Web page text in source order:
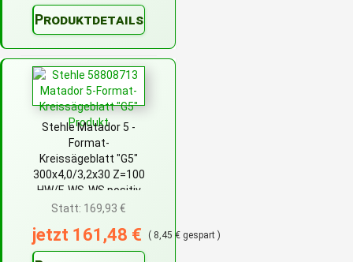
Produktdetails
Stehle Matador 5 -
Format-
Kreissägeblatt "G5"
300x4,0/3,2x30 Z=100
HW/F-WS-WS positiv
Statt: 169,93 €
jetzt 161,48 € ( 8,45 € gespart )